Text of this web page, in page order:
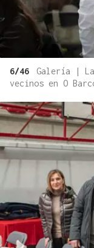
6/46
Galería |
vecinos en O